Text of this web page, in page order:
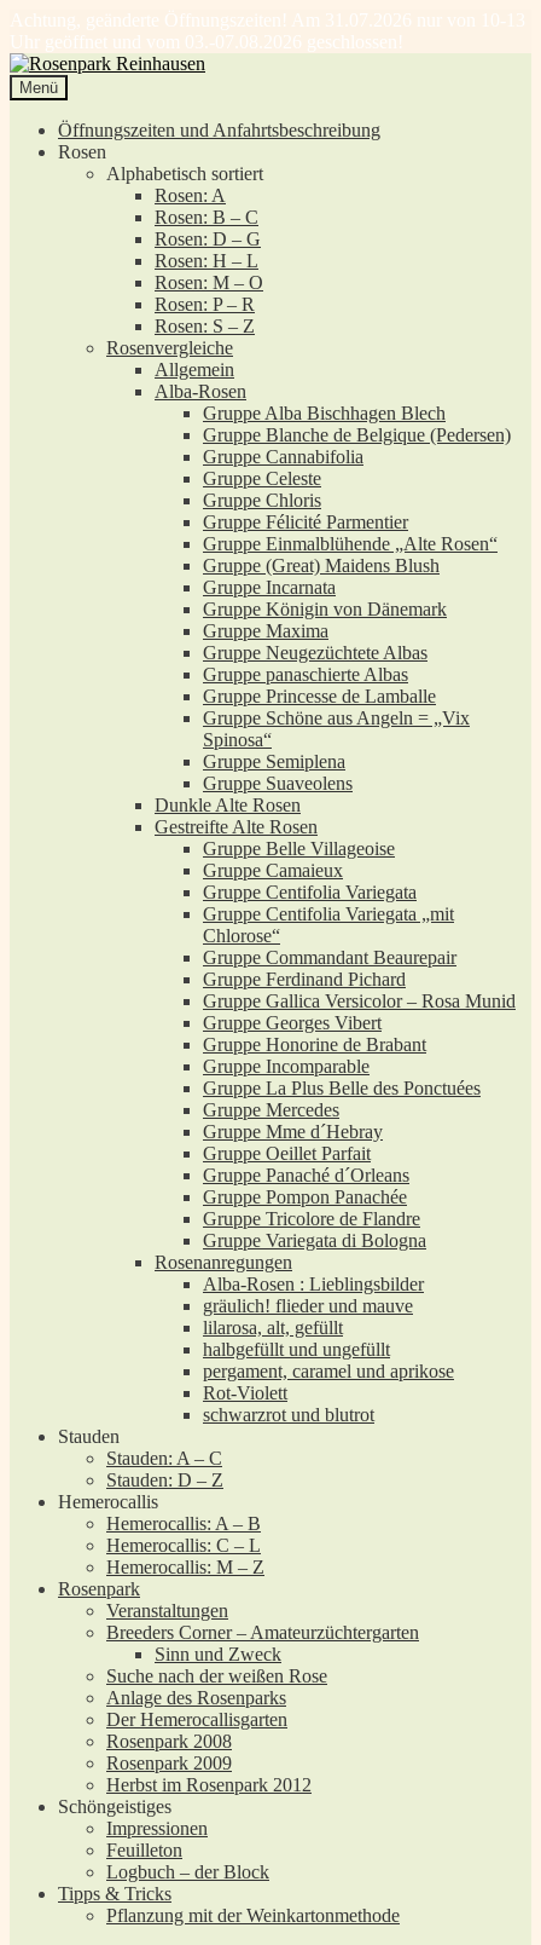
Achtung, geänderte Öffnungszeiten! Am 31.07.2026 nur von 10-13
Uhr geöffnet und vom 03.-07.08.2026 geschlossen!
Zur
Navigation
springen
Zum
Inhalt
springen
Menü
Öffnungszeiten und Anfahrtsbeschreibung
Rosen
Alphabetisch sortiert
Rosen: A
Rosen: B – C
Rosen: D – G
Rosen: H – L
Rosen: M – O
Rosen: P – R
Rosen: S – Z
Rosenvergleiche
Allgemein
Alba-Rosen
Gruppe Alba Bischhagen Blech
Gruppe Blanche de Belgique (Pedersen)
Gruppe Cannabifolia
Gruppe Celeste
Gruppe Chloris
Gruppe Félicité Parmentier
Gruppe Einmalblühende „Alte Rosen“
Gruppe (Great) Maidens Blush
Gruppe Incarnata
Gruppe Königin von Dänemark
Gruppe Maxima
Gruppe Neugezüchtete Albas
Gruppe panaschierte Albas
Gruppe Princesse de Lamballe
Gruppe Schöne aus Angeln = „Vix
Spinosa“
Gruppe Semiplena
Gruppe Suaveolens
Dunkle Alte Rosen
Gestreifte Alte Rosen
Gruppe Belle Villageoise
Gruppe Camaieux
Gruppe Centifolia Variegata
Gruppe Centifolia Variegata „mit
Chlorose“
Gruppe Commandant Beaurepair
Gruppe Ferdinand Pichard
Gruppe Gallica Versicolor – Rosa Munid
Gruppe Georges Vibert
Gruppe Honorine de Brabant
Gruppe Incomparable
Gruppe La Plus Belle des Ponctuées
Gruppe Mercedes
Gruppe Mme d´Hebray
Gruppe Oeillet Parfait
Gruppe Panaché d´Orleans
Gruppe Pompon Panachée
Gruppe Tricolore de Flandre
Gruppe Variegata di Bologna
Rosenanregungen
Alba-Rosen : Lieblingsbilder
gräulich! flieder und mauve
lilarosa, alt, gefüllt
halbgefüllt und ungefüllt
pergament, caramel und aprikose
Rot-Violett
schwarzrot und blutrot
Stauden
Stauden: A – C
Stauden: D – Z
Hemerocallis
Hemerocallis: A – B
Hemerocallis: C – L
Hemerocallis: M – Z
Rosenpark
Veranstaltungen
Breeders Corner – Amateurzüchtergarten
Sinn und Zweck
Suche nach der weißen Rose
Anlage des Rosenparks
Der Hemerocallisgarten
Rosenpark 2008
Rosenpark 2009
Herbst im Rosenpark 2012
Schöngeistiges
Impressionen
Feuilleton
Logbuch – der Block
Tipps & Tricks
Pflanzung mit der Weinkartonmethode